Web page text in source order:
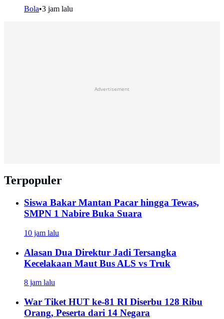
Bola•3 jam lalu
Advertisement
Terpopuler
Siswa Bakar Mantan Pacar hingga Tewas,
SMPN 1 Nabire Buka Suara
10 jam lalu
Alasan Dua Direktur Jadi Tersangka
Kecelakaan Maut Bus ALS vs Truk
8 jam lalu
War Tiket HUT ke-81 RI Diserbu 128 Ribu
Orang, Peserta dari 14 Negara